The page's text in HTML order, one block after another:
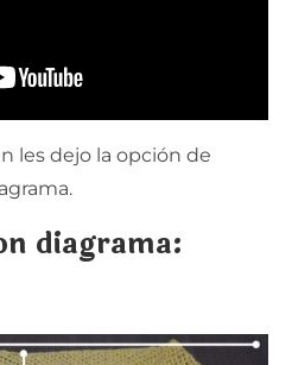
les dejo la opción de
diagrama: